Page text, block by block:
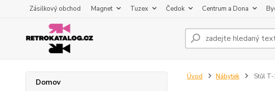
Zásilkový obchod Magnet Tuzex Čedok Centrum a Dona
Domov
Úvod Nábytek Stůl